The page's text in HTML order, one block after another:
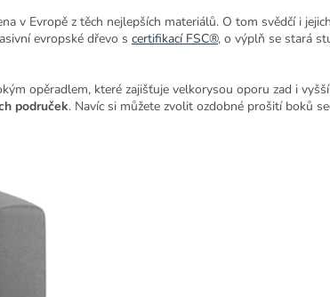
v Evropě z těch nejlepších materiálů. O tom svědčí i jejich
evropské dřevo s certifikací FSC®, o výplň se stará
opěradlem, které zajišťuje velkorysou oporu zad i
područek. Navíc si můžete zvolit ozdobné prošití boků